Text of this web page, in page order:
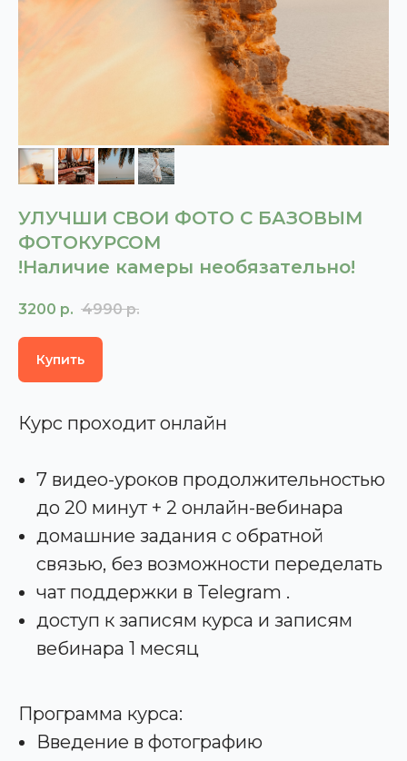
УЛУЧШИ СВОИ ФОТО С БАЗОВЫМ
ФОТОКУРСОМ
!Наличие камеры необязательно!
3200 р. 4990 р.
Купить
Курс проходит онлайн
7 видео-уроков продолжительностью
до 20 минут + 2 онлайн-вебинара
домашние задания с обратной
связью, без возможности переделать
чат поддержки в Telegram .
доступ к записям курса и записям
вебинара 1 месяц
Программа курса:
Введение в фотографию